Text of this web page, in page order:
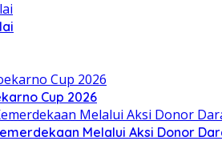
Cup 2026
Melalui Aksi Donor